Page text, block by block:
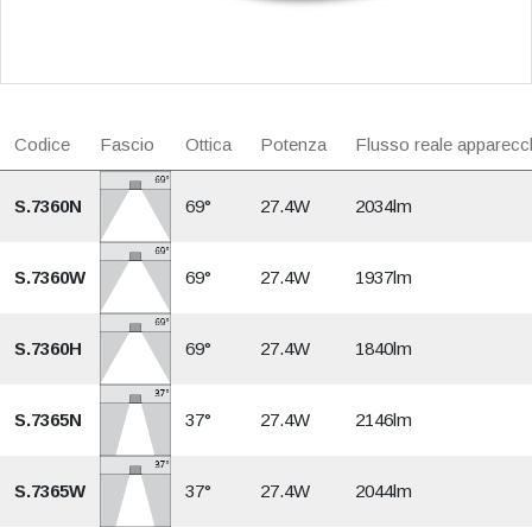
Codice Fascio Ottica Potenza Flusso reale
S.7360N 69° 27.4W 2034lm
S.7360W 69° 27.4W 1937lm
S.7360H 69° 27.4W 1840lm
S.7365N 37° 27.4W 2146lm
S.7365W 37° 27.4W 2044lm